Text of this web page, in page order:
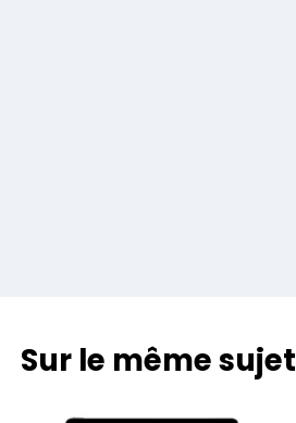
Sur le même sujet